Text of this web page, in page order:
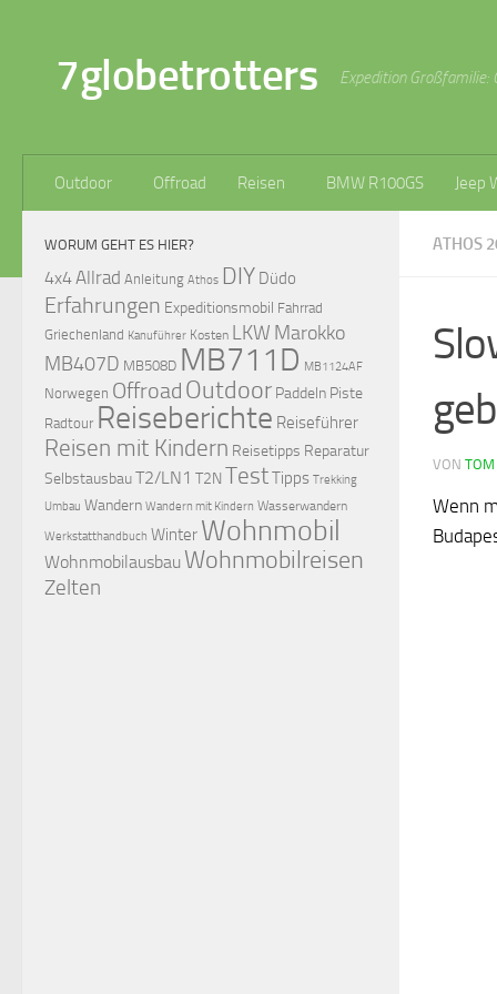
7globetrotters Expedition Großfamilie:
Outdoor Offroad Reisen BMW R100GS Jeep
ATHOS
VON TOM
Wenn
WORUM GEHT ES HIER?
4x4Allrad Anleitung Athos DIY Düdo
Erfahrungen Expeditionsmobil Fahrrad
Griechenland Kanuführer Kosten LKW Marokko
MB407D MB508D MB711D MB1124AF
Norwegen Offroad Outdoor Paddeln Piste
Radtour Reiseberichte Reiseführer
Reisen mit Kindern Reisetipps Reparatur
SelbstausbauT2/LN1 T2N TestTipps Trekking
Umbau Wandern Wandern mit Kindern Wasserwandern
Werkstatthandbuch Winter Wohnmobil
Wohnmobilausbau Wohnmobilreisen
Zelten